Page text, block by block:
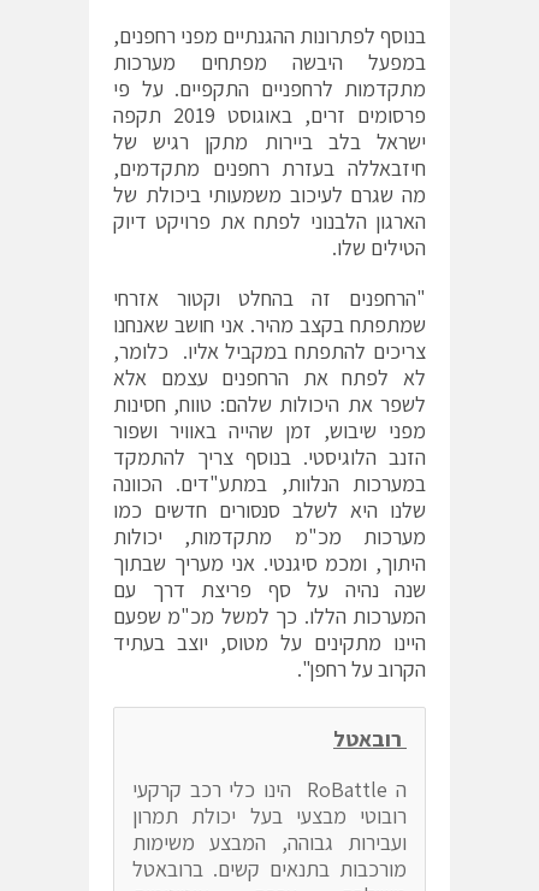
בנוסף לפתרונות ההגנתיים מפני רחפנים,
במפעל היבשה מפתחים מערכות
מתקדמות לרחפניים התקפיים. על פי
פרסומים זרים, באוגוסט 2019 תקפה
ישראל בלב ביירות מתקן רגיש של
חיזבאללה בעזרת רחפנים מתקדמים,
מה שגרם לעיכוב משמעותי ביכולת של
הארגון הלבנוני לפתח את פרויקט דיוק
הטילים שלו.
"הרחפנים זה בהחלט וקטור אזרחי
שמתפתח בקצב מהיר. אני חושב שאנחנו
צריכים להתפתח במקביל אליו. כלומר,
לא לפתח את הרחפנים עצמם אלא
לשפר את היכולות שלהם: טווח, חסינות
מפני שיבוש, זמן שהייה באוויר ושפור
הזנב הלוגיסטי. בנוסף צריך להתמקד
במערכות הנלוות, במתע"דים. הכוונה
שלנו היא לשלב סנסורים חדשים כמו
מערכות מכ"מ מתקדמות, יכולות
היתוך, ומכמ סיגנטי. אני מעריך שבתוך
שנה נהיה על סף פריצת דרך עם
המערכות הללו. כך למשל מכ"מ שפעם
היינו מתקינים על מטוס, יוצב בעתיד
הקרוב על רחפן".
רובאטל
ה RoBattle הינו כלי רכב קרקעי
רובוטי מבצעי בעל יכולת תמרון
ועבירות גבוהה, המבצע משימות
מורכבות בתנאים קשים. ברובאטל